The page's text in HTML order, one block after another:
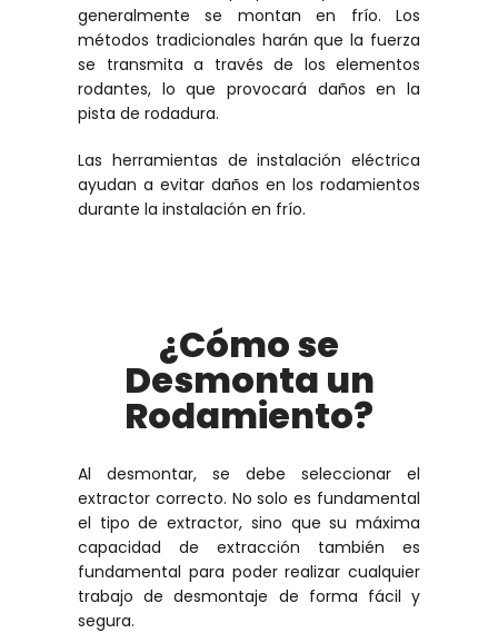
generalmente se montan en frío. Los
métodos tradicionales harán que la fuerza
se transmita a través de los elementos
rodantes, lo que provocará daños en la
pista de rodadura.
Las herramientas de instalación eléctrica
ayudan a evitar daños en los rodamientos
durante la instalación en frío.
¿Cómo se
Desmonta un
Rodamiento?
Al desmontar, se debe seleccionar el
extractor correcto. No solo es fundamental
el tipo de extractor, sino que su máxima
capacidad de extracción también es
fundamental para poder realizar cualquier
trabajo de desmontaje de forma fácil y
segura.